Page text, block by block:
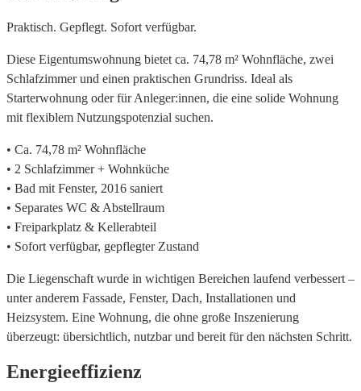
Praktisch. Gepflegt. Sofort verfügbar.
Diese Eigentumswohnung bietet ca. 74,78 m² Wohnfläche, zwei
Schlafzimmer und einen praktischen Grundriss. Ideal als
Starterwohnung oder für Anleger:innen, die eine solide Wohnung
mit flexiblem Nutzungspotenzial suchen.
• Ca. 74,78 m² Wohnfläche
• 2 Schlafzimmer + Wohnküche
• Bad mit Fenster, 2016 saniert
• Separates WC & Abstellraum
• Freiparkplatz & Kellerabteil
• Sofort verfügbar, gepflegter Zustand
Die Liegenschaft wurde in wichtigen Bereichen laufend verbessert –
unter anderem Fassade, Fenster, Dach, Installationen und
Heizsystem. Eine Wohnung, die ohne große Inszenierung
überzeugt: übersichtlich, nutzbar und bereit für den nächsten Schritt.
Energieeffizienz